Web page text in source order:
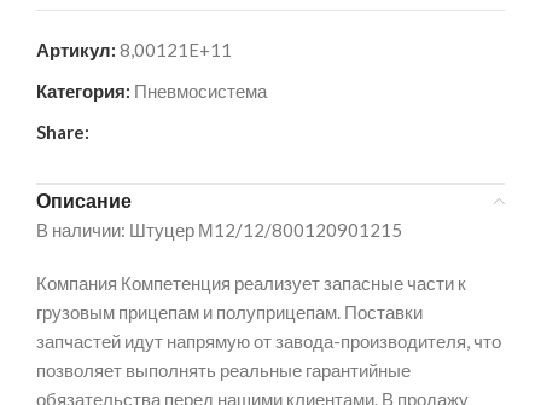
Артикул: 8,00121E+11
Категория: Пневмосистема
Share:
Описание
В наличии: Штуцер М12/12/800120901215
Компания Компетенция реализует запасные части к
грузовым прицепам и полуприцепам. Поставки
запчастей идут напрямую от завода-производителя, что
позволяет выполнять реальные гарантийные
обязательства перед нашими клиентами. В продажу